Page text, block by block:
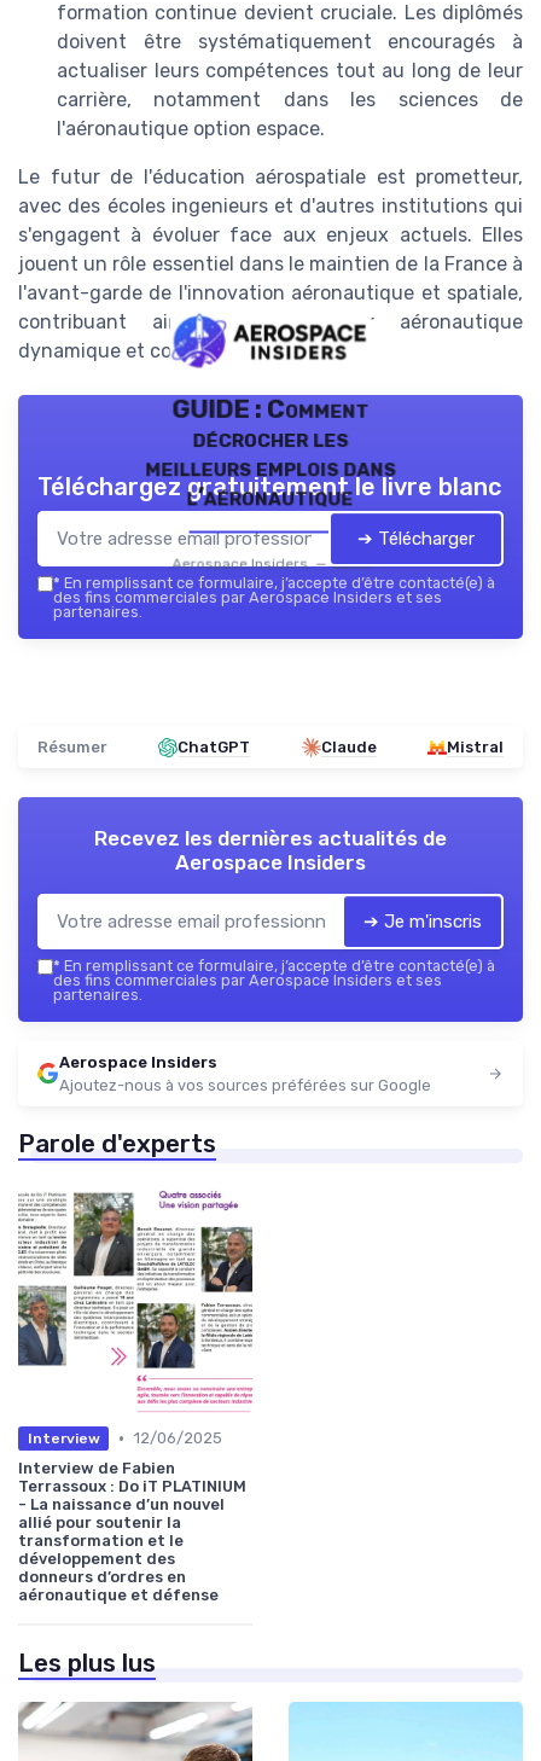
formation continue devient cruciale. Les diplômés
doivent être systématiquement encouragés à
actualiser leurs compétences tout au long de leur
carrière, notamment dans les sciences de
l'aéronautique option espace.
Le futur de l'éducation aérospatiale est prometteur,
avec des écoles ingenieurs et d'autres institutions qui
s'engagent à évoluer face aux enjeux actuels. Elles
jouent un rôle essentiel dans le maintien de la France à
l'avant-garde de l'innovation aéronautique et spatiale,
contribuant ainsi à un secteur aéronautique
dynamique et compétitif.
GUIDE : Comment
décrocher les
meilleurs emplois dans
l’aéronautique
Aerospace Insiders — 2026
Téléchargez gratuitement le livre blanc
➔ Télécharger
* En remplissant ce formulaire, j’accepte d’être contacté(e) à
des fins commerciales par Aerospace Insiders et ses
partenaires.
Résumer ChatGPT Claude Mistral
Recevez les dernières actualités de
Aerospace Insiders
➔ Je m'inscris
* En remplissant ce formulaire, j’accepte d’être contacté(e) à
des fins commerciales par Aerospace Insiders et ses
partenaires.
Aerospace Insiders
Ajoutez-nous à vos sources préférées sur Google
Parole d'experts
Interview • 12/06/2025
Interview de Fabien
Terrassoux : Do iT PLATINIUM
- La naissance d’un nouvel
allié pour soutenir la
transformation et le
développement des
donneurs d’ordres en
aéronautique et défense
Les plus lus